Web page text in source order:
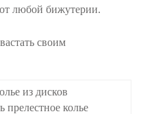
любой бижутерии.
своим
прелестное колье